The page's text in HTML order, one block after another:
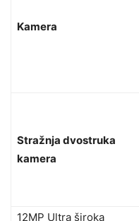
Kamera
Stražnja dvostruka
kamera
12MP Ultra široka